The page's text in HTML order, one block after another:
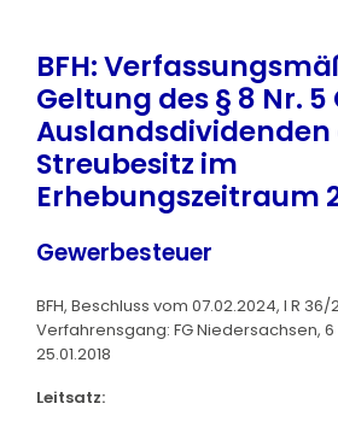
BFH:
Geltung des § 8 Nr. 5
Auslandsdividenden
Streubesitz im
Erhebungszeitraum
Gewerbesteuer
BFH, Beschluss vom 07.02.2024, I R 36/
Verfahrensgang: FG Niedersachsen, 6
25.01.2018
Leitsatz: